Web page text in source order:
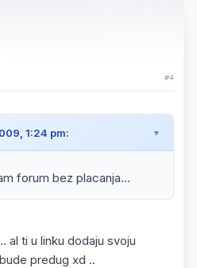
#4
1:24 pm:
forum bez placanja...
al ti u linku dodaju svoju
predug xd ..